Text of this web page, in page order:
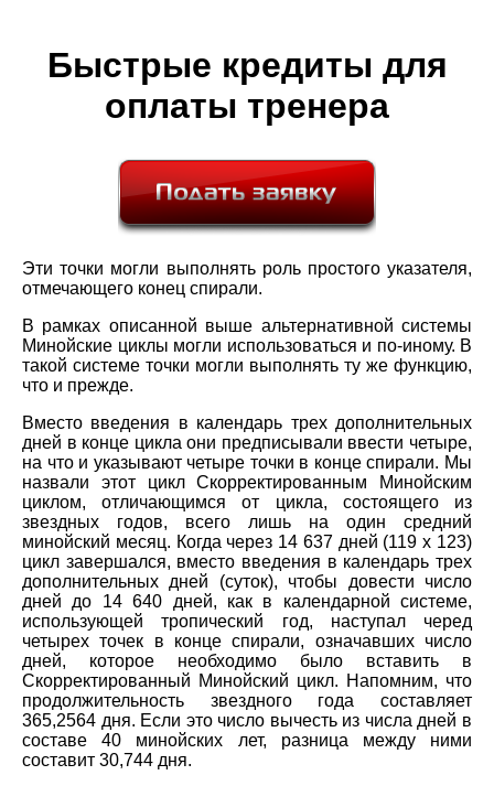
Быстрые кредиты для
оплаты тренера
Эти точки могли выполнять роль простого указателя,
отмечающего конец спирали.
В рамках описанной выше альтернативной системы
Минойские циклы могли использоваться и по-иному. В
такой системе точки могли выполнять ту же функцию,
что и прежде.
Вместо введения в календарь трех дополнительных
дней в конце цикла они предписывали ввести четыре,
на что и указывают четыре точки в конце спирали. Мы
назвали этот цикл Скорректированным Минойским
циклом, отличающимся от цикла, состоящего из
звездных годов, всего лишь на один средний
минойский месяц. Когда через 14 637 дней (119 х 123)
цикл завершался, вместо введения в календарь трех
дополнительных дней (суток), чтобы довести число
дней до 14 640 дней, как в календарной системе,
использующей тропический год, наступал черед
четырех точек в конце спирали, означавших число
дней, которое необходимо было вставить в
Скорректированный Минойский цикл. Напомним, что
продолжительность звездного года составляет
365,2564 дня. Если это число вычесть из числа дней в
составе 40 минойских лет, разница между ними
составит 30,744 дня.